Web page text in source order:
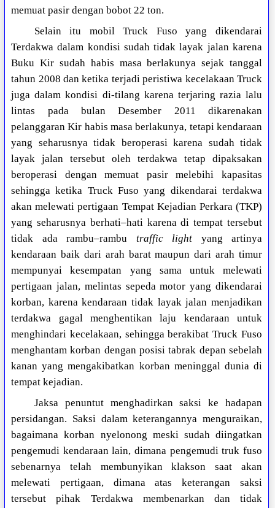
memuat pasir dengan bobot 22 ton.
Selain itu mobil Truck Fuso yang dikendarai
Terdakwa dalam kondisi sudah tidak layak jalan karena
Buku Kir sudah habis masa berlakunya sejak tanggal
tahun 2008 dan ketika terjadi peristiwa kecelakaan Truck
juga dalam kondisi di-tilang karena terjaring razia lalu
lintas pada bulan Desember 2011 dikarenakan
pelanggaran Kir habis masa berlakunya, tetapi kendaraan
yang seharusnya tidak beroperasi karena sudah tidak
layak jalan tersebut oleh terdakwa tetap dipaksakan
beroperasi dengan memuat pasir melebihi kapasitas
sehingga ketika Truck Fuso yang dikendarai terdakwa
akan melewati pertigaan Tempat Kejadian Perkara (TKP)
yang seharusnya berhati–hati karena di tempat tersebut
tidak ada rambu–rambu traffic light yang artinya
kendaraan baik dari arah barat maupun dari arah timur
mempunyai kesempatan yang sama untuk melewati
pertigaan jalan, melintas sepeda motor yang dikendarai
korban, karena kendaraan tidak layak jalan menjadikan
terdakwa gagal menghentikan laju kendaraan untuk
menghindari kecelakaan, sehingga berakibat Truck Fuso
menghantam korban dengan posisi tabrak depan sebelah
kanan yang mengakibatkan korban meninggal dunia di
tempat kejadian.
Jaksa penuntut menghadirkan saksi ke hadapan
persidangan. Saksi dalam keterangannya menguraikan,
bagaimana korban nyelonong meski sudah diingatkan
pengemudi kendaraan lain, dimana pengemudi truk fuso
sebenarnya telah membunyikan klakson saat akan
melewati pertigaan, dimana atas keterangan saksi
tersebut pihak Terdakwa membenarkan dan tidak